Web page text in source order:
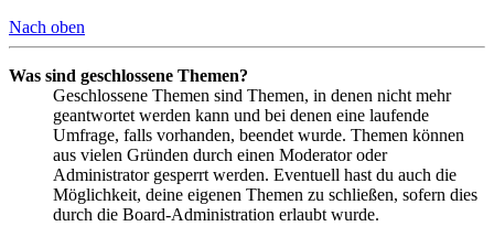
Nach oben
Was sind geschlossene Themen?
Geschlossene Themen sind Themen, in denen nicht mehr
geantwortet werden kann und bei denen eine laufende
Umfrage, falls vorhanden, beendet wurde. Themen können
aus vielen Gründen durch einen Moderator oder
Administrator gesperrt werden. Eventuell hast du auch die
Möglichkeit, deine eigenen Themen zu schließen, sofern dies
durch die Board-Administration erlaubt wurde.